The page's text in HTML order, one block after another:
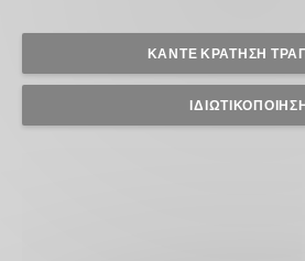
ΚΆΝΤΕ ΚΡΆΤΗΣΗ